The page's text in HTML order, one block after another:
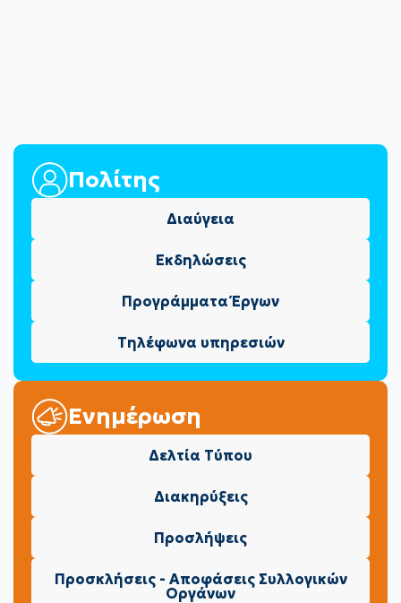
Πολίτης
Διαύγεια
Εκδηλώσεις
Προγράμματα Έργων
Τηλέφωνα υπηρεσιών
Ενημέρωση
Δελτία Τύπου
Διακηρύξεις
Προσλήψεις
Προσκλήσεις - Αποφάσεις Συλλογικών
Οργάνων